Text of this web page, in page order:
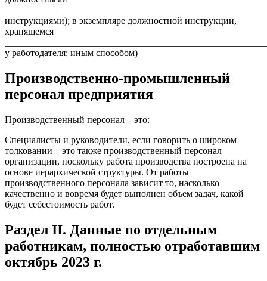
инструкциями); в экземпляре должностной инструкции,
хранящемся
у работодателя; иным способом)
Производственно-промышленный
персонал предприятия
Производственный персонал – это:
Специалисты и руководители, если говорить о широком
толковании – это также производственный персонал
организации, поскольку работа производства построена на
основе иерархической структуры. От работы
производственного персонала зависит то, насколько
качественно и вовремя будет выполнен объем задач, какой
будет себестоимость работ.
Раздел II. Данные по отдельным
работникам, полностью отработавшим
октябрь 2023 г.